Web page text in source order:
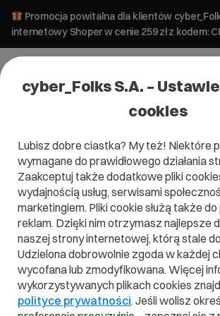
Promocja powitalna dla klientów
internetowy Shoper w cenie 259 zł z kodem:
Pomoc»Serwery»SSH»Git na
system kontroli wersji
Git na serwerach Webas –
kontroli wersji
Serwer WebAs
Artykuł dla panelu:
cyber_Folks S.A. –
cookies
Lubisz dobre ciastka? My też! Niektóre
wymagane do prawidłowego działania
Zaakceptuj także dodatkowe pliki
wydajnością usług, serwisami
marketingiem. Pliki cookie służą także
reklam. Dzięki nim otrzymasz najlepsze
naszej strony internetowej, którą stale
Udzielona dobrowolnie zgoda w każdej
wycofana lub zmodyfikowana. Więcej
wykorzystywanych plikach cookies
polityce prywatności. Jeśli wolisz